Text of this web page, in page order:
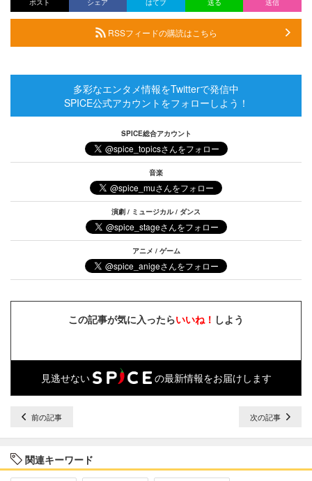
ポスト シェア はてブ 送る 送信
RSSフィードの購読はこちら
多彩なエンタメ情報をTwitterで発信中
SPICE公式アカウントをフォローしよう！
SPICE総合アカウント
音楽
演劇 / ミュージカル / ダンス
アニメ / ゲーム
この記事が気に入ったらいいね！ しよう
見逃せない の最新情報をお届けします
前の記事 次の記事
関連キーワード